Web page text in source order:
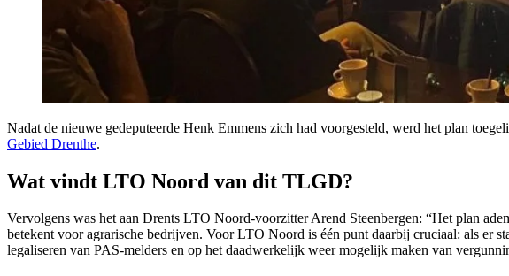
Nadat de nieuwe gedeputeerde Henk Emmens zich had voorgesteld, werd het plan
Gebied Drenthe.
Wat vindt LTO Noord van dit TLGD?
Vervolgens was het aan Drents LTO Noord-voorzitter Arend Steenbergen: “Het plan
betekent voor agrarische bedrijven. Voor LTO Noord is één punt daarbij cruciaal: als er
legaliseren van PAS-melders en op het daadwerkelijk weer mogelijk maken van